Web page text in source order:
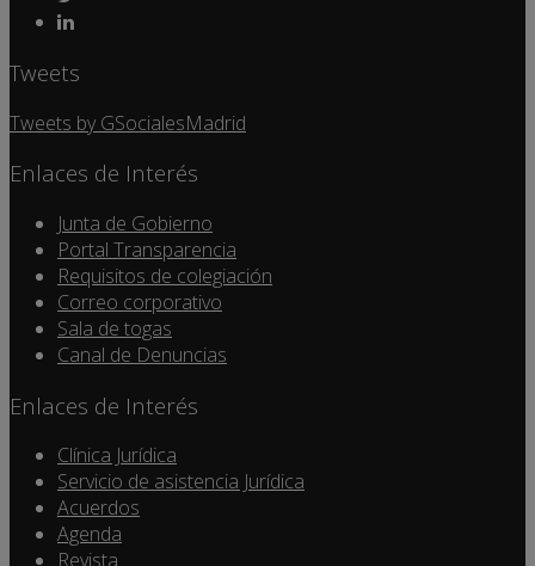
Tweets
Tweets by GSocialesMadrid
Enlaces de Interés
Junta de Gobierno
Portal Transparencia
Requisitos de colegiación
Correo corporativo
Sala de togas
Canal de Denuncias
Enlaces de Interés
Clínica Jurídica
Servicio de asistencia Jurídica
Acuerdos
Agenda
Revista